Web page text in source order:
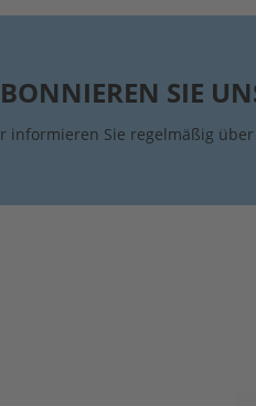
SIE
informieren Sie regelmäßig